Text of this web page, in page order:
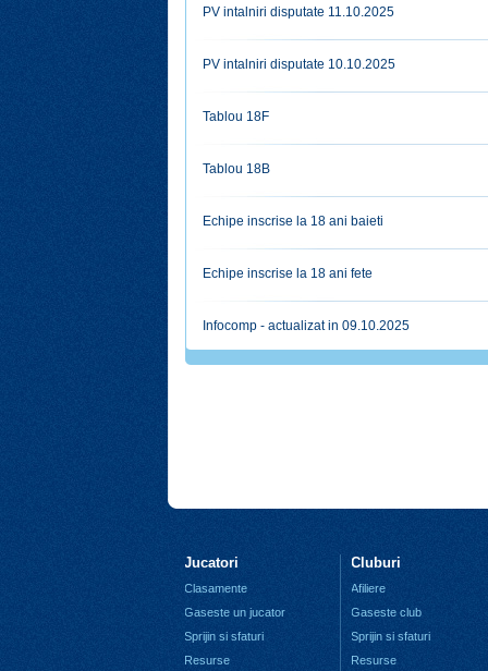
PV intalniri disputate 11.10.2025
PV intalniri disputate 10.10.2025
Tablou 18F
Tablou 18B
Echipe inscrise la 18 ani baieti
Echipe inscrise la 18 ani fete
Infocomp - actualizat in 09.10.2025
Jucatori
Clasamente
Gaseste un jucator
Sprijin si sfaturi
Resurse
Cluburi
Afiliere
Gaseste club
Sprijin si sfaturi
Resurse